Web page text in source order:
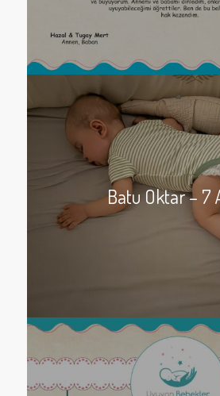
Batu Oktar – 7